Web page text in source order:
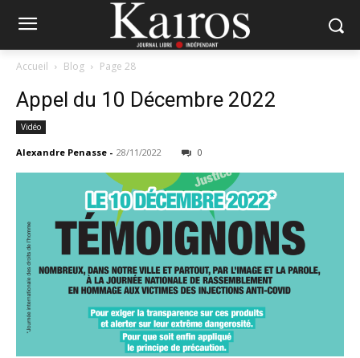
Accueil Blog Page 28
Appel du 10 Décembre 2022
Vidéo
Alexandre Penasse - 28/11/2022 0